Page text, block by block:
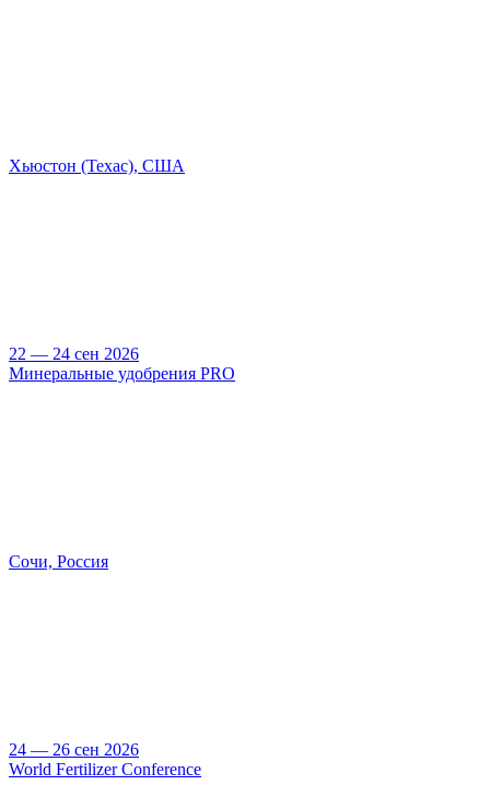
Хьюстон (Техас), США
22 — 24 сен 2026
Минеральные удобрения PRO
Сочи, Россия
24 — 26 сен 2026
World Fertilizer Conference